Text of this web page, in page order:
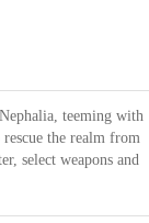
teeming with
the realm from
select weapons and